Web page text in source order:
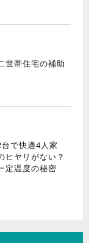
世帯住宅の補助
台で快適4人家
ヒヤリがない？
定温度の秘密